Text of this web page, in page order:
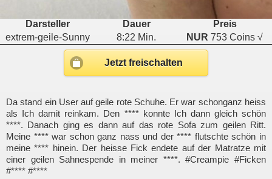
Darsteller Dauer
Preis
extrem-geile-Sunny
8:22 Min. NUR 753 Coins √
Jetzt freischalten
Da stand ein User auf geile rote Schuhe. Er war schonganz heiss
als Ich damit reinkam. Den **** konnte Ich dann gleich schön
****. Danach ging es dann auf das rote Sofa zum geilen Ritt.
Meine **** war schon ganz nass und der **** flutschte schön in
meine **** hinein. Der heisse Fick endete auf der Matratze mit
einer geilen Sahnespende in meiner ****. #Creampie #Ficken
#**** #****